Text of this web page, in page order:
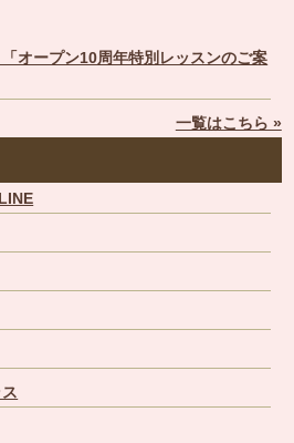
オープン10周年特別レッスンのご案
一覧はこちら »